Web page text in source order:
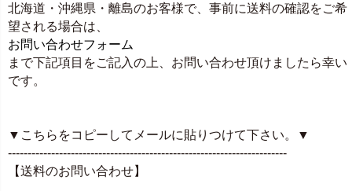
北海道・沖縄県・離島のお客様で、事前に送料の確認をご希
望される場合は、
お問い合わせフォーム
まで下記項目をご記入の上、お問い合わせ頂けましたら幸い
です。
▼こちらをコピーしてメールに貼りつけて下さい。▼
-----------------------------------------------------------------------
【送料のお問い合わせ】